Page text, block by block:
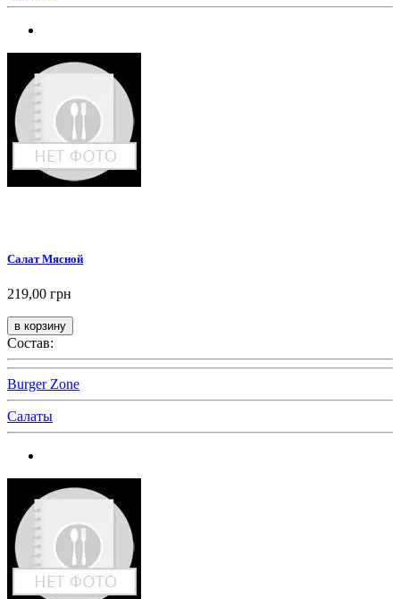
Салат Мясной
219,00 грн
Состав:
Burger Zone
Салаты